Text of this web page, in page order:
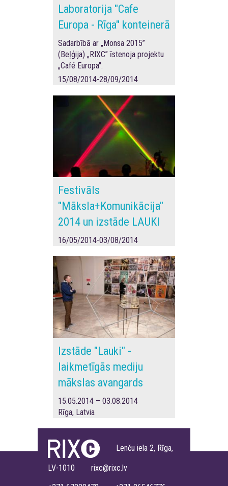
Laboratorija "Cafe
Europa - Rīga" konteinerā
Sadarbībā ar „Monsa 2015”
(Beļģija) „RIXC” īstenoja projektu
„Café Europa".
15/08/2014-28/09/2014
Festivāls
"Māksla+Komunikācija"
2014 un izstāde LAUKI
16/05/2014-03/08/2014
Izstāde "Lauki" -
laikmetīgās mediju
mākslas avangards
15.05.2014 – 03.08.2014
Rīga, Latvia
Lenču iela 2, Rīga,
LV-1010 rixc@rixc.lv